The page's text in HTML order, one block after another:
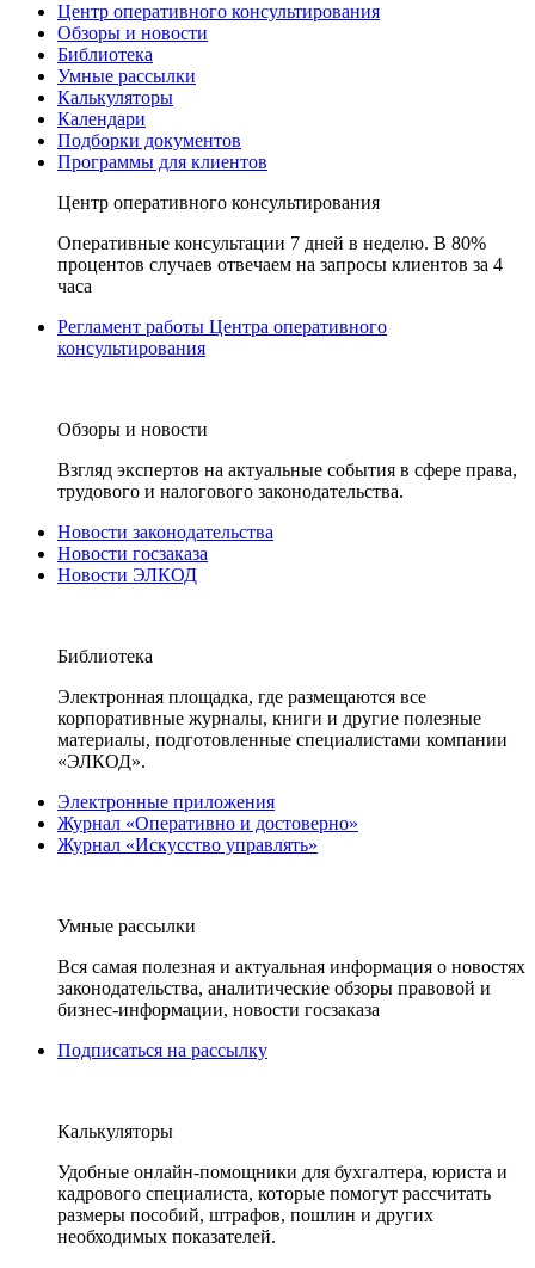
Центр оперативного консультирования
Обзоры и новости
Библиотека
Умные рассылки
Калькуляторы
Календари
Подборки документов
Программы для клиентов
Центр оперативного консультирования
Оперативные консультации 7 дней в неделю. В 80%
процентов случаев отвечаем на запросы клиентов за 4
часа
Регламент работы Центра оперативного
консультирования
Обзоры и новости
Взгляд экспертов на актуальные события в сфере права,
трудового и налогового законодательства.
Новости законодательства
Новости госзаказа
Новости ЭЛКОД
Библиотека
Электронная площадка, где размещаются все
корпоративные журналы, книги и другие полезные
материалы, подготовленные специалистами компании
«ЭЛКОД».
Электронные приложения
Журнал «Оперативно и достоверно»
Журнал «Искусство управлять»
Умные рассылки
Вся самая полезная и актуальная информация о новостях
законодательства, аналитические обзоры правовой и
бизнес-информации, новости госзаказа
Подписаться на рассылку
Калькуляторы
Удобные онлайн-помощники для бухгалтера, юриста и
кадрового специалиста, которые помогут рассчитать
размеры пособий, штрафов, пошлин и других
необходимых показателей.